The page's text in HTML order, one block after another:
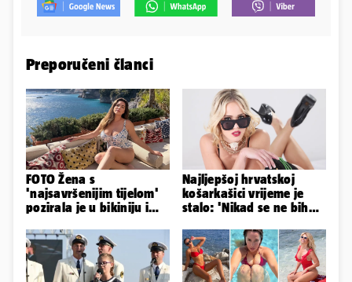
Preporučeni članci
FOTO Žena s
'najsavršenijim tijelom'
pozirala je u bikiniju i
obline...
Najljepšoj hrvatskoj
košarkašici vrijeme je
stalo: 'Nikad se ne bih
Playboy...'